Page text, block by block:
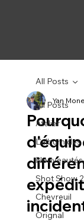
All Posts
Atelier
L'album des
Shot Show
Chevreuil
Orignal
All Posts
Yan